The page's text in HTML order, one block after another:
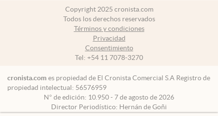
Copyright 2025 cronista.com
Todos los derechos reservados
Términos y condiciones
Privacidad
Consentimiento
Tel: +54 11 7078-3270
cronista.com es propiedad de El Cronista Comercial S.A Registro de
propiedad intelectual: 56576959
N° de edición: 10.950 - 7 de agosto de 2026
Director Periodístico: Hernán de Goñi